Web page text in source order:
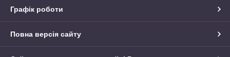
Графік роботи
Повна версія сайту